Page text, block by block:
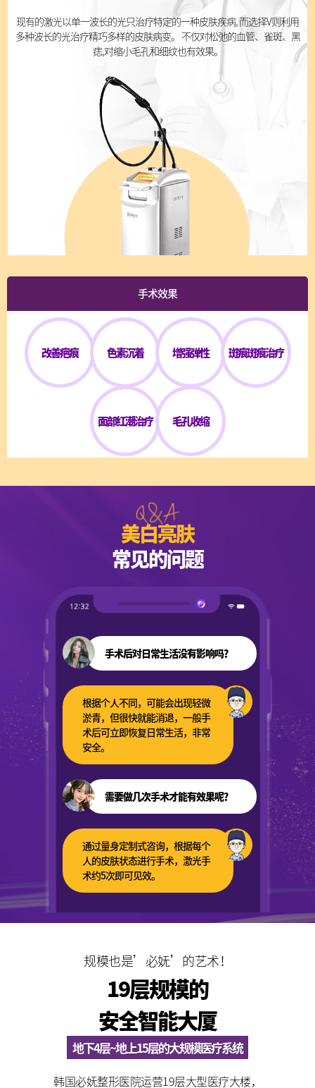
现有的激光以单一波长的光只治疗特定的一种皮肤疾病,而选择V则利用
多种波长的光治疗精巧多样的皮肤病变。 不仅对松弛的血管、雀斑、黑
痣,对缩小毛孔和细纹也有效果。
手术效果
改善疤痕 色素沉着 增强弹性 斑痕斑痕治疗
面部红潮治疗 毛孔收缩
美白亮肤
常见的问题
手术后对日常生活没有影响吗？
根据个人不同，可能会出现轻微
淤青，但很快就能消退，一般手
术后可立即恢复日常生活，非常
安全。
需要做几次手术才能有效果呢？
通过量身定制式咨询，根据每个
人的皮肤状态进行手术，激光手
术约5次即可见效。
规模也是’必妩’的艺术！
19层规模的
安全智能大厦
地下4层~地上15层的大规模医疗系统
韩国必妩整形医院运营19层大型医疗大楼，